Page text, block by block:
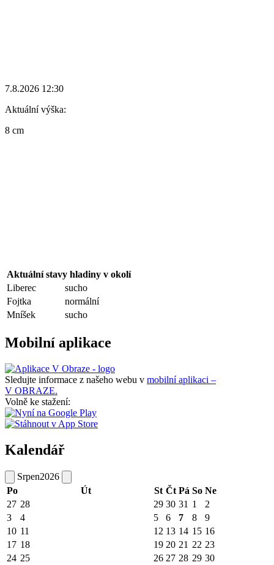
7.8.2026 12:30
Aktuální výška:
8 cm
Aktuální stavy hladiny v okolí
Liberec
sucho
Fojtka
normální
Mníšek
sucho
Mobilní aplikace
Sledujte informace z našeho webu v mobilní aplikaci –
V OBRAZE.
Volně ke stažení:
Kalendář
Srpen2026
Po
Út St Čt Pá So Ne
27 28 29 30 31 1
2
3
4 5 6 7 8
9
10 11 12 13 14 15 16
17 18 19 20 21 22 23
24 25 26 27 28 29 30